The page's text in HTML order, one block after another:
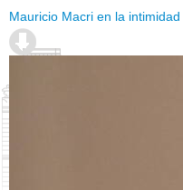
Mauricio Macri en la